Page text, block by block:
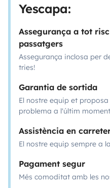
Yescapa:
Assegurança a tot
passatgers
Assegurança inclosa per
tries!
Garantia de sortida
El nostre equip et
problema a l'últim
Assistència en
El nostre equip sempre a
Pagament segur
Més comoditat amb les